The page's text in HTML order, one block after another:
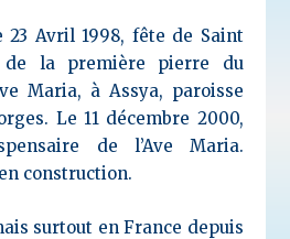
23 Avril 1998, fête de Saint
de la première pierre du
Maria, à Assya, paroisse
Le 11 décembre 2000,
de l’Ave Maria.
en construction.
surtout en France depuis